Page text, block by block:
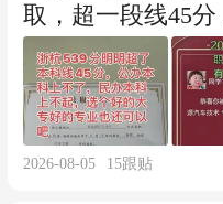
取，超一段线45
2026-08-05 15跟贴